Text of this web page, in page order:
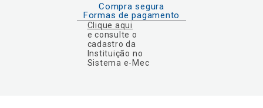
Compra segura
Formas de pagamento
Clique aqui
e consulte o
cadastro da
Instituição no
Sistema e-Mec